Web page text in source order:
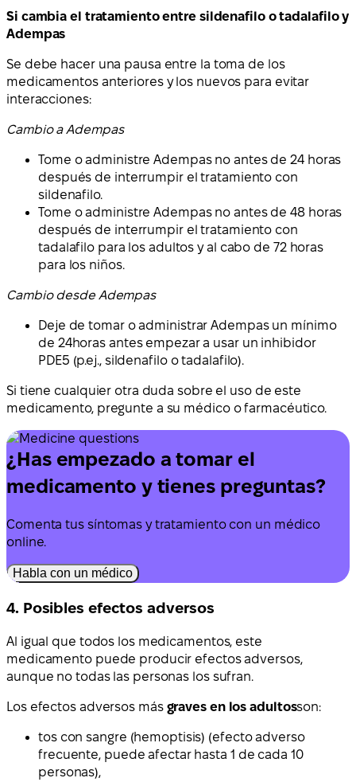
Si cambia el tratamiento entre sildenafilo o tadalafilo y
Adempas
Se debe hacer una pausa entre la toma de los
medicamentos anteriores y los nuevos para evitar
interacciones:
Cambio a Adempas
Tome o administre Adempas no antes de 24 horas
después de interrumpir el tratamiento con
sildenafilo.
Tome o administre Adempas no antes de 48 horas
después de interrumpir el tratamiento con
tadalafilo para los adultos y al cabo de 72 horas
para los niños.
Cambio desde Adempas
Deje de tomar oadministrar Adempas un mínimo
de 24horas antes empezar a usar un inhibidor
PDE5 (p.ej., sildenafilo o tadalafilo).
Si tiene cualquier otra duda sobre el uso de este
medicamento, pregunte a su médico o farmacéutico.
¿Has empezado a tomar el
medicamento y tienes preguntas?
Comenta tus síntomas y tratamiento con un médico
online.
Habla con un médico
4. Posibles efectos adversos
Al igual que todos los medicamentos, este
medicamento puede producir efectos adversos,
aunque no todas las personas los sufran.
Los efectos adversos más graves en los adultosson:
tos con sangre (hemoptisis) (efecto adverso
frecuente, puede afectar hasta 1 de cada 10
personas),